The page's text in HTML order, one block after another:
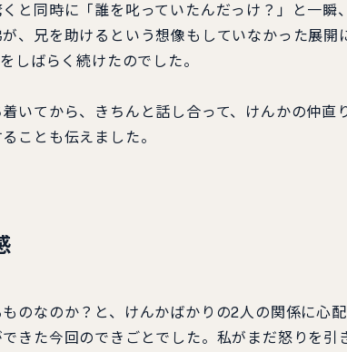
と同時に「誰を叱っていたんだっけ？」と一瞬
、兄を助けるという想像もしていなかった展
しばらく続けたのでした。
いてから、きちんと話し合って、けんかの仲直
ことも伝えました。
のなのか？と、けんかばかりの2人の関係に心
きた今回のできごとでした。私がまだ怒りを引